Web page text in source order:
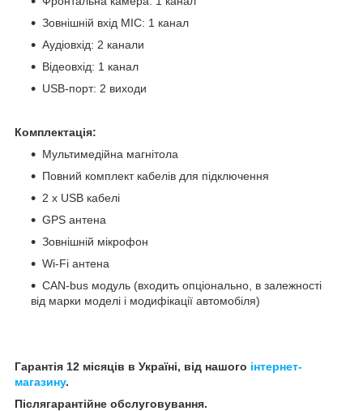
Зовнішній вхід MIC: 1 канал
Аудіовхід: 2 канали
Відеовхід: 1 канал
USB-порт: 2 виходи
Комплектація:
Мультимедійна магнітола
Повний комплект кабелів для підключення
2 x USB кабелі
GPS антена
Зовнішній мікрофон
Wi-Fi антена
CAN-bus модуль (входить опціонально, в залежності
від марки моделі і модифікації автомобіля)
Гарантія 12 місяців в Україні, від нашого інтернет-
магазину.
Післягарантійне обслуговування.